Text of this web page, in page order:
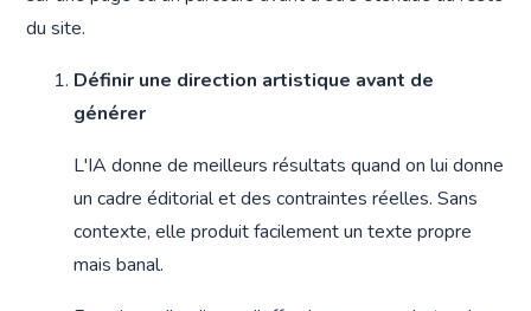
du site.
Définir une direction artistique avant de
générer
L'IA donne de meilleurs résultats quand on lui donne
un cadre éditorial et des contraintes réelles. Sans
contexte, elle produit facilement un texte propre
mais banal.